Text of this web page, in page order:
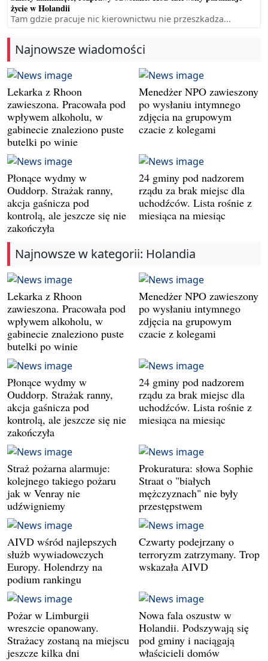
życie w Holandii
Tam gdzie pracuje nic kierownictwu nie przeszkadza...
Najnowsze wiadomości
Lekarka z Rhoon
zawieszona. Pracowała pod
wpływem alkoholu, w
gabinecie znaleziono puste
butelki po winie
Menedżer NPO zawieszony
po wysłaniu intymnego
zdjęcia na grupowym
czacie z kolegami
Płonące wydmy w
Ouddorp. Strażak ranny,
akcja gaśnicza pod
kontrolą, ale jeszcze się nie
zakończyła
24 gminy pod nadzorem
rządu za brak miejsc dla
uchodźców. Lista rośnie z
miesiąca na miesiąc
Najnowsze w kategorii: Holandia
Lekarka z Rhoon
zawieszona. Pracowała pod
wpływem alkoholu, w
gabinecie znaleziono puste
butelki po winie
Menedżer NPO zawieszony
po wysłaniu intymnego
zdjęcia na grupowym
czacie z kolegami
Płonące wydmy w
Ouddorp. Strażak ranny,
akcja gaśnicza pod
kontrolą, ale jeszcze się nie
zakończyła
24 gminy pod nadzorem
rządu za brak miejsc dla
uchodźców. Lista rośnie z
miesiąca na miesiąc
Straż pożarna alarmuje:
kolejnego takiego pożaru
jak w Venray nie
udźwigniemy
Prokuratura: słowa Sophie
Straat o "białych
mężczyznach" nie były
przestępstwem
AIVD wśród najlepszych
służb wywiadowczych
Europy. Holendrzy na
podium rankingu
Czwarty podejrzany o
terroryzm zatrzymany. Trop
wskazała AIVD
Pożar w Limburgii
wreszcie opanowany.
Strażacy zostaną na miejscu
jeszcze kilka dni
Nowa fala oszustw w
Holandii. Podszywają się
pod gminy i naciągają
właścicieli domów